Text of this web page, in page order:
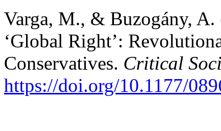
Varga, M., & Buzogány, A.
‘Global Right’:
Conservatives. Critical
https://doi.org/10.1177/